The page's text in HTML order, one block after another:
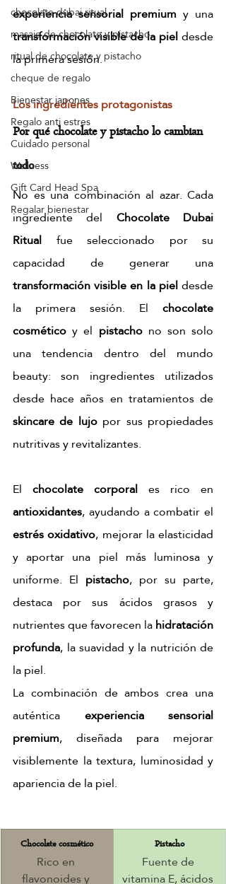
chocolate dubai ritual
masaje de chocolate y pistacho
ritual de chocolate y pistacho
cheque de regalo
Bienestar japones
Regalo anti estres
Cuidado personal
Wellness
Gift Card Head Spa
Regalar bienestar
experiencia sensorial premium
transformación visible de la piel desde
la primera sesión.
Los ingredientes protagonistas
Por qué chocolate y pistacho lo cambian
todo
No es una combinación al azar. Cada
ingrediente del Chocolate Dubai
Ritual fue seleccionado por su
transformación visible en la piel desde
la primera sesión. El chocolate
cosmético y el pistacho no son solo
una tendencia dentro del mundo
beauty: son ingredientes utilizados
skincare de lujo por sus propiedades
nutritivas y revitalizantes.
El chocolate corporal
antioxidantes
estrés oxidativo, mejorar la elasticidad
y aportar una piel más luminosa y
uniforme. El pistacho, por su parte,
destaca por sus ácidos grasos y
nutrientes que favorecen la hidratación
profunda, la suavidad y la nutrición de
la piel.
La combinación de ambos crea una
auténtica experiencia sensorial
premium, diseñada para mejorar
visiblemente la textura, luminosidad y
apariencia de la piel.
Chocolate cosmético
Rico en
flavonoides y
Pistacho
Fuente de
vitamina E, ácidos